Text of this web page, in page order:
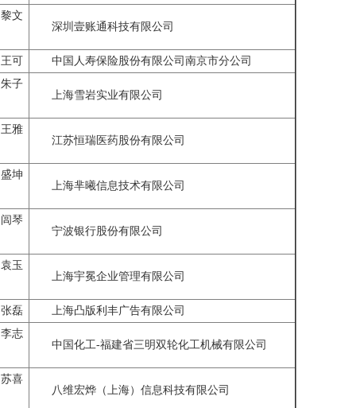
黎文
深圳壹账通科技有限公司
王可 中国人寿保险股份有限公司南京市分公司
朱子
上海雪岩实业有限公司
王雅
江苏恒瑞医药股份有限公司
盛坤
上海芈曦信息技术有限公司
闾琴
宁波银行股份有限公司
袁玉
上海宇冕企业管理有限公司
张磊 上海凸版利丰广告有限公司
李志
中国化工-福建省三明双轮化工机械有限公司
苏喜
八维宏烨（上海）信息科技有限公司